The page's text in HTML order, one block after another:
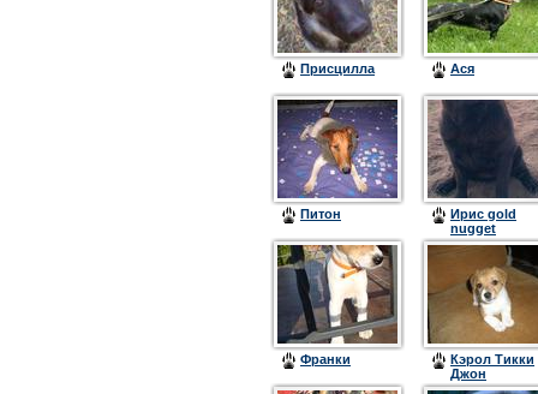
Присцилла Ася
Питон
Ирис gold
nugget
Франки
Кэрол Тикки
Джон